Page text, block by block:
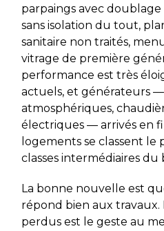
parpaings avec
sans isolation du tout,
sanitaire non traités,
vitrage de première
performance est très
actuels, et générateurs
atmosphériques,
électriques — arrivés en
logements se classent le
classes intermédiaires du
La bonne nouvelle est
répond bien aux travaux.
perdus est le geste au